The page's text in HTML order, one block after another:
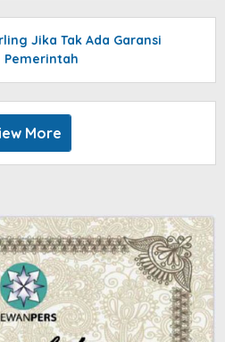
Jika Tak Ada Garansi
Pemerintah
More